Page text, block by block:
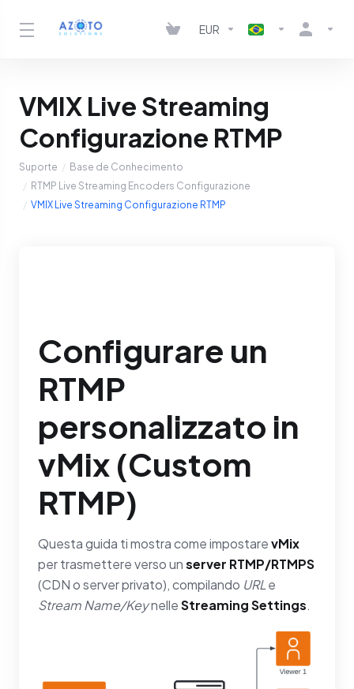
EUR
VMIX Live Streaming
Configurazione RTMP
Suporte
Base de Conhecimento
RTMP Live Streaming Encoders Configurazione
VMIX Live Streaming Configurazione RTMP
Configurare un
RTMP
personalizzato in
vMix (Custom
RTMP)
Questa guida ti mostra come impostarevMix
per trasmettere verso unserver RTMP/RTMPS
(CDN o server privato), compilando URLe
Stream Name/KeynelleStreaming Settings.